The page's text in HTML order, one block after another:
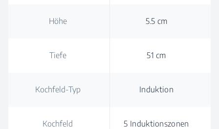
Höhe 5.5 cm
Tiefe 51 cm
Kochfeld-Typ Induktion
Kochfeld
5 Induktionszonen